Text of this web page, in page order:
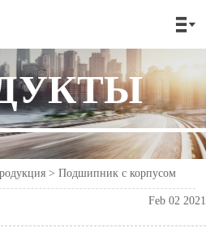

>Подшипник с корпусом
Feb 02 2021